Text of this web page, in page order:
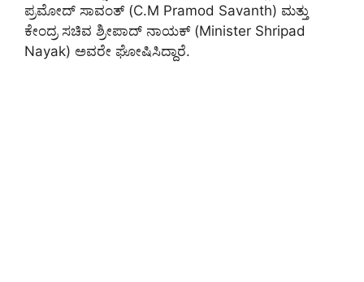
ಪ್ರಮೋದ್ ಸಾವಂತ್ (C.M Pramod Savanth) ಮತ್ತು
ಕೇಂದ್ರ ಸಚಿವ ಶ್ರೀಪಾದ್ ನಾಯಕ್ (Minister Shripad
Nayak) ಅವರೇ ಘೋಷಿಸಿದ್ದಾರೆ.